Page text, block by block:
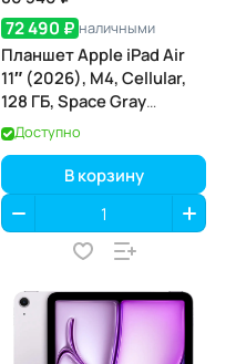
72 490 ₽ наличными
Планшет Apple iPad Air
11″ (2026), M4, Cellular,
128 ГБ, Space Gray
(серый космос)
Доступно
В корзину